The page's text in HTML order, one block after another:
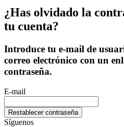
¿Has olvidado la
tu cuenta?
Introduce tu e-mail de
correo electrónico con un
contraseña.
E-mail
Síguenos